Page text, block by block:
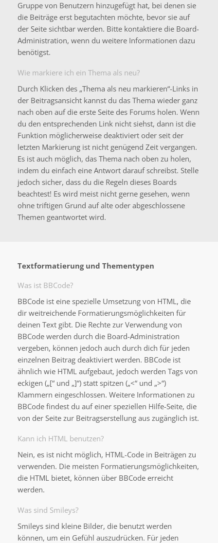
Gruppe von Benutzern hinzugefügt hat, bei denen sie
die Beiträge erst begutachten möchte, bevor sie auf
der Seite sichtbar werden. Bitte kontaktiere die Board-
Administration, wenn du weitere Informationen dazu
benötigst.
Wie markiere ich ein Thema als neu?
Durch Klicken des „Thema als neu markieren“-Links in
der Beitragsansicht kannst du das Thema wieder ganz
nach oben auf die erste Seite des Forums holen. Wenn
du den entsprechenden Link nicht siehst, dann ist die
Funktion möglicherweise deaktiviert oder seit der
letzten Markierung ist nicht genügend Zeit vergangen.
Es ist auch möglich, das Thema nach oben zu holen,
indem du einfach eine Antwort darauf schreibst. Stelle
jedoch sicher, dass du die Regeln dieses Boards
beachtest! Es wird meist nicht gerne gesehen, wenn
ohne triftigen Grund auf alte oder abgeschlossene
Themen geantwortet wird.
Textformatierung und Thementypen
Was ist BBCode?
BBCode ist eine spezielle Umsetzung von HTML, die
dir weitreichende Formatierungsmöglichkeiten für
deinen Text gibt. Die Rechte zur Verwendung von
BBCode werden durch die Board-Administration
vergeben, können jedoch auch durch dich für jeden
einzelnen Beitrag deaktiviert werden. BBCode ist
ähnlich wie HTML aufgebaut, jedoch werden Tags von
eckigen („[“ und „]“) statt spitzen („<“ und „>“)
Klammern eingeschlossen. Weitere Informationen zu
BBCode findest du auf einer speziellen Hilfe-Seite, die
von der Seite zur Beitragserstellung aus zugänglich ist.
Kann ich HTML benutzen?
Nein, es ist nicht möglich, HTML-Code in Beiträgen zu
verwenden. Die meisten Formatierungsmöglichkeiten,
die HTML bietet, können über BBCode erreicht
werden.
Was sind Smileys?
Smileys sind kleine Bilder, die benutzt werden
können, um ein Gefühl auszudrücken. Für jeden